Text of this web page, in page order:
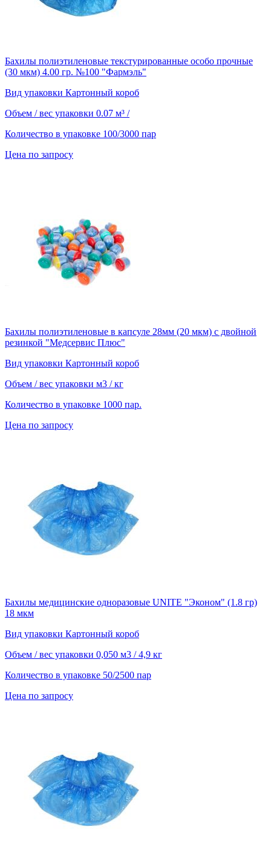
Бахилы полиэтиленовые текстурированные особо прочные
(30 мкм) 4.00 гр. №100 "Фармэль"
Вид упаковки Картонный короб
Объем / вес упаковки 0.07 м³ /
Количество в упаковке 100/3000 пар
Цена по запросу
Бахилы полиэтиленовые в капсуле 28мм (20 мкм) с двойной
резинкой "Медсервис Плюс"
Вид упаковки Картонный короб
Объем / вес упаковки м3 / кг
Количество в упаковке 1000 пар.
Цена по запросу
Бахилы медицинские одноразовые UNITE "Эконом" (1.8 гр)
18 мкм
Вид упаковки Картонный короб
Объем / вес упаковки 0,050 м3 / 4,9 кг
Количество в упаковке 50/2500 пар
Цена по запросу